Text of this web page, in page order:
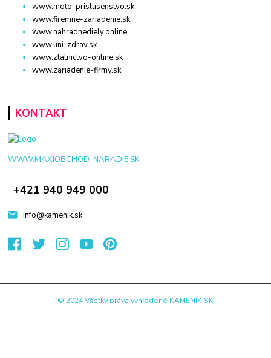
www.moto-prislusenstvo.sk
www.firemne-zariadenie.sk
www.nahradnediely.online
www.uni-zdrav.sk
www.zlatnictvo-online.sk
www.zariadenie-firmy.sk
KONTAKT
WWW.MAXIOBCHOD-NARADIE.SK
+421 940 949 000
info@kamenik.sk
© 2024 Všetky práva vyhradené KAMENIK.SK